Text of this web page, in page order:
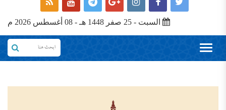
السبت - 25 صفر 1448 هـ - 08 أغسطس 2026 م